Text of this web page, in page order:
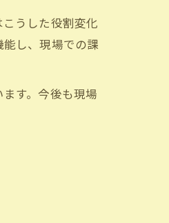
うした役割変化
し、現場での課
す。今後も現場